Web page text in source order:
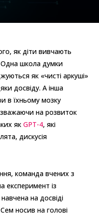
як діти вивчають
школа думки
як «чисті аркуші»
досвіду. А інша
в їхньому мозку
на розвиток
як GPT-4, які
дискусія
команда вчених з
експеримент із
на досвіді
носив на голові